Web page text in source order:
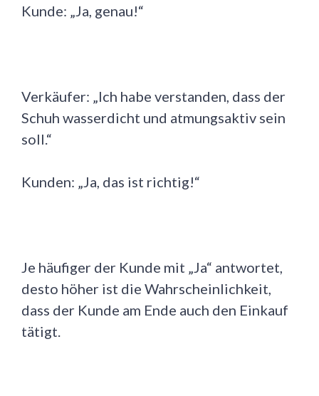
Kunde: „Ja, genau!“
Verkäufer: „Ich habe verstanden, dass der
Schuh wasserdicht und atmungsaktiv sein
soll.“
Kunden: „Ja, das ist richtig!“
Je häufiger der Kunde mit „Ja“ antwortet,
desto höher ist die Wahrscheinlichkeit,
dass der Kunde am Ende auch den Einkauf
tätigt.